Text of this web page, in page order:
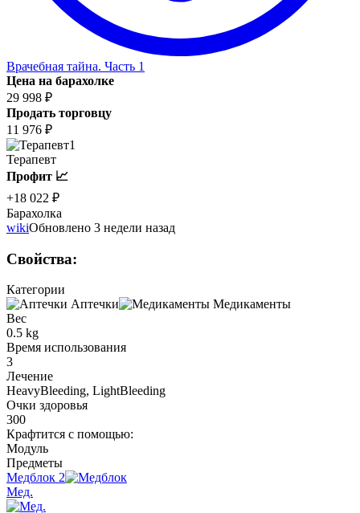
Врачебная тайна. Часть 1
Цена на барахолке
29 998 ₽
Продать торговцу
11 976 ₽
1
Терапевт
Профит 📈
+18 022 ₽
Барахолка
wikiОбновлено 3 недели назад
Свойства:
Категории
Аптечки
Медикаменты
Вес
0.5 kg
Время использования
3
Лечение
HeavyBleeding, LightBleeding
Очки здоровья
300
Крафтится с помощью:
Модуль
Предметы
Медблок 2
Мед.